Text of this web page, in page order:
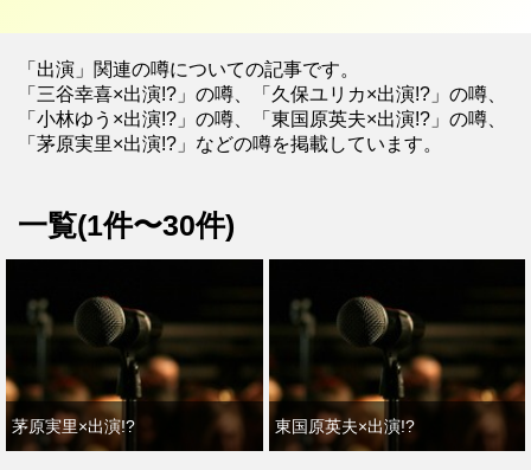
「出演」関連の噂についての記事です。
「三谷幸喜×出演!?」の噂、「久保ユリカ×出演!?」の噂、
「小林ゆう×出演!?」の噂、「東国原英夫×出演!?」の噂、
「茅原実里×出演!?」などの噂を掲載しています。
一覧(1件〜30件)
茅原実里×出演!? 東国原英夫×出演!?